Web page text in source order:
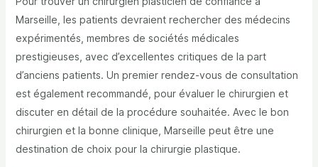
Marseille, les patients devraient rechercher des médecins
expérimentés, membres de sociétés médicales
prestigieuses, avec d’excellentes critiques de la part
d’anciens patients. Un premier rendez-vous de consultation
est également recommandé, pour évaluer le chirurgien et
discuter en détail de la procédure souhaitée. Avec le bon
chirurgien et la bonne clinique, Marseille peut être une
destination de choix pour la chirurgie plastique.